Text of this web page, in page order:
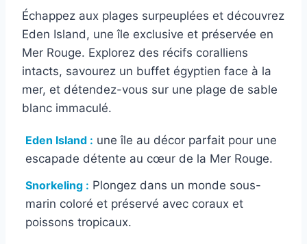
Échappez aux plages surpeuplées et découvrez
Eden Island, une île exclusive et préservée en
Mer Rouge. Explorez des récifs coralliens
intacts, savourez un buffet égyptien face à la
mer, et détendez-vous sur une plage de sable
blanc immaculé.
Eden Island : une île au décor parfait pour une
escapade détente au cœur de la Mer Rouge.
Snorkeling : Plongez dans un monde sous-
marin coloré et préservé avec coraux et
poissons tropicaux.